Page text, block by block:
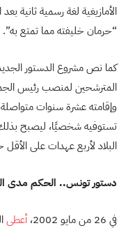
الأمازيغية لغة رسمية ثانية
“حرمان خليفته مما تمتع به”.
كما نص مشروع الدستور
المترشحين لمنصب رئيس
وإقامته عشرة سنوات
تستوفيه شخصيًا، ليصبح بذلك
البلاد لأربع عهدات على الأقل
دستور تونس.. الحكم مدى
في 26 من مايو 2002، أعطى